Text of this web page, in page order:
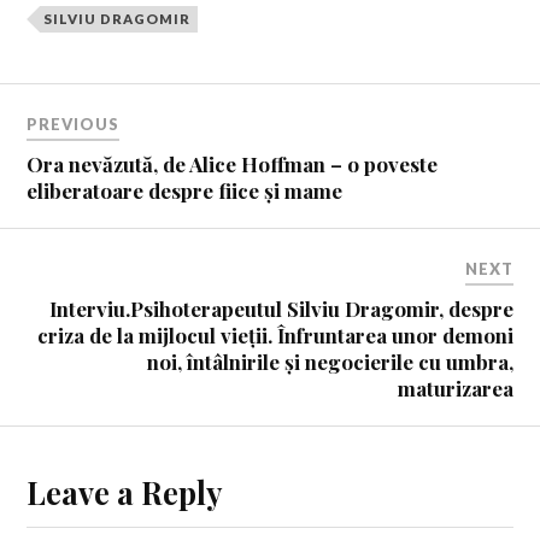
SILVIU DRAGOMIR
PREVIOUS
Ora nevăzută, de Alice Hoffman – o poveste
eliberatoare despre fiice și mame
NEXT
Interviu.Psihoterapeutul Silviu Dragomir, despre
criza de la mijlocul vieții. Înfruntarea unor demoni
noi, întâlnirile și negocierile cu umbra,
maturizarea
Leave a Reply